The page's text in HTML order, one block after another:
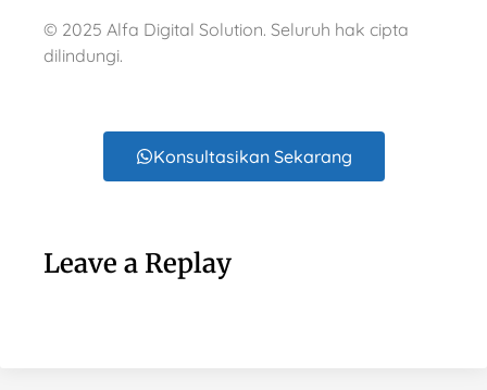
© 2025 Alfa Digital Solution. Seluruh hak cipta
dilindungi.
Konsultasikan Sekarang
Leave a Replay